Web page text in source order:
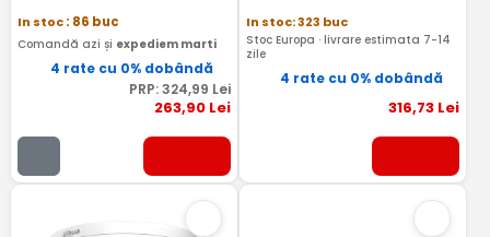
In stoc: 86 buc
Comandă azi și expediem marti
4 rate cu 0% dobândă
PRP:324,99 Lei
263,90Lei
In stoc: 323 buc
Stoc Europa · livrare estimata 7-14
zile
4 rate cu 0% dobândă
316,73 Lei